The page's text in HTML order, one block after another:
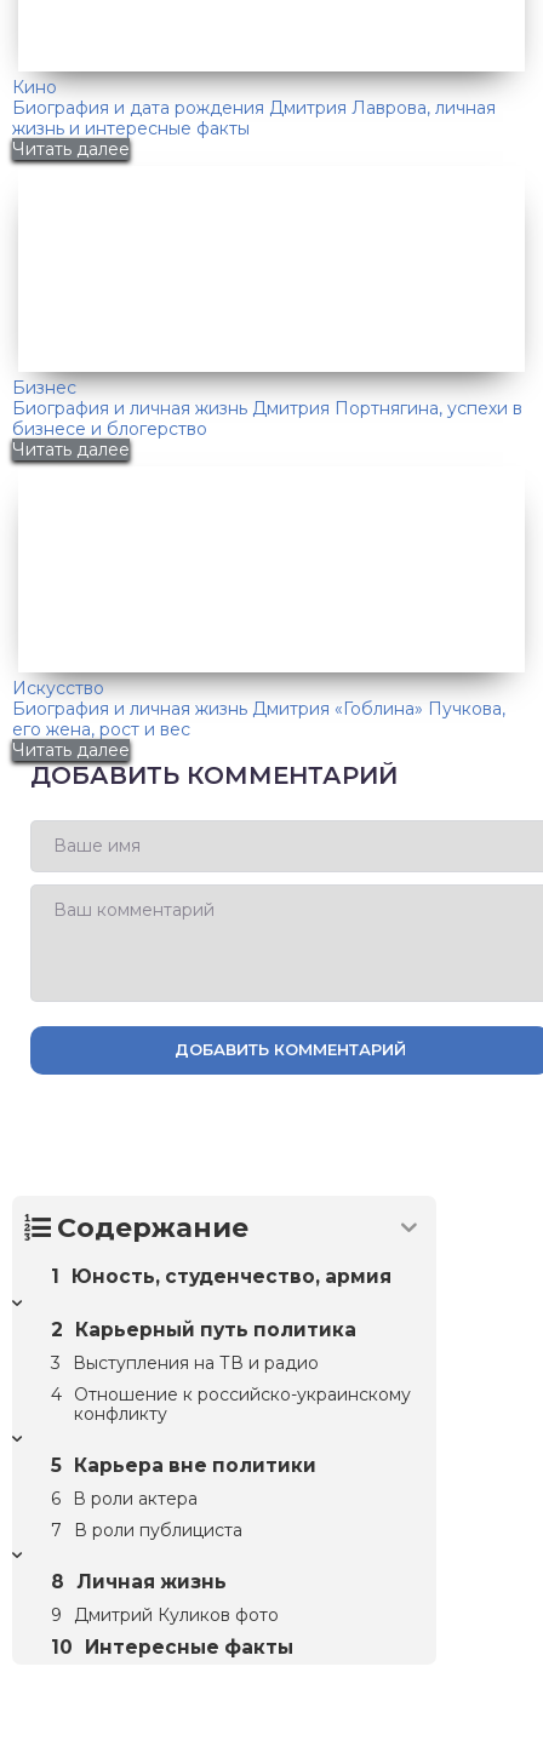
Кино
Биография и дата рождения Дмитрия Лаврова, личная
жизнь и интересные факты
Читать далее
Бизнес
Биография и личная жизнь Дмитрия Портнягина, успехи в
бизнесе и блогерство
Читать далее
Искусство
Биография и личная жизнь Дмитрия «Гоблина» Пучкова,
его жена, рост и вес
Читать далее
ДОБАВИТЬ КОММЕНТАРИЙ
ДОБАВИТЬ КОММЕНТАРИЙ
Содержание
Юность, студенчество, армия
Карьерный путь политика
Выступления на ТВ и радио
Отношение к российско-украинскому
конфликту
Карьера вне политики
В роли актера
В роли публициста
Личная жизнь
Дмитрий Куликов фото
Интересные факты